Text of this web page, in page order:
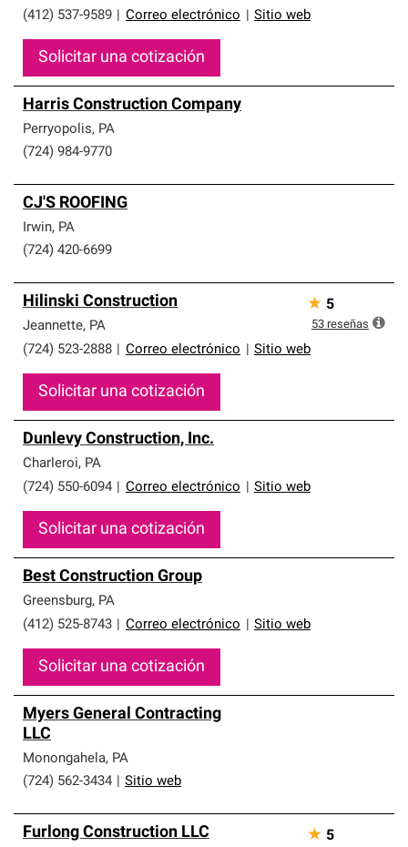
(412) 537-9589
Correo electrónico Sitio web
Solicitar una cotización
Harris Construction Company
Perryopolis, PA
(724) 984-9770
CJ'S ROOFING
Irwin, PA
(724) 420-6699
Hilinski Construction
Jeannette, PA
(724) 523-2888
Correo electrónico Sitio web
Solicitar una cotización
★ 5
53 reseñas
Dunlevy Construction, Inc.
Charleroi, PA
(724) 550-6094
Correo electrónico Sitio web
Solicitar una cotización
Best Construction Group
Greensburg, PA
(412) 525-8743
Correo electrónico Sitio web
Solicitar una cotización
Myers General Contracting
LLC
Monongahela, PA
(724) 562-3434
Sitio web
Furlong Construction LLC ★ 5